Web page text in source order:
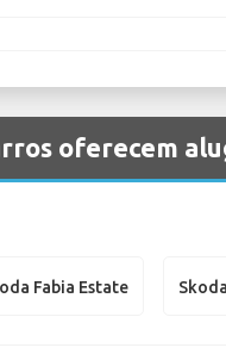
oferecem
Fabia Estate